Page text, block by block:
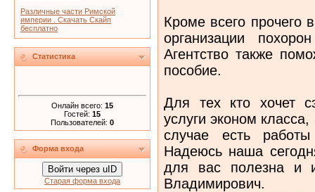
Различные части Римской
империи . Скачать Скайп
бесплатно
Статистика
Онлайн всего: 15
Гостей: 15
Пользователей: 0
Форма входа
Войти через uID
Старая форма входа
Кроме всего прочего
организации
Агентство также
пособие.
Для тех кто хочет
услуги эконом
случае есть
Надеюсь наша
для вас полезна и
Владимирович.